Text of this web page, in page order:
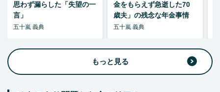
思わず漏らした「失望の一
言」
五十嵐 義典
金をもらえず急逝した70
歳夫」の残念な年金事情
五十嵐 義典
もっと見る